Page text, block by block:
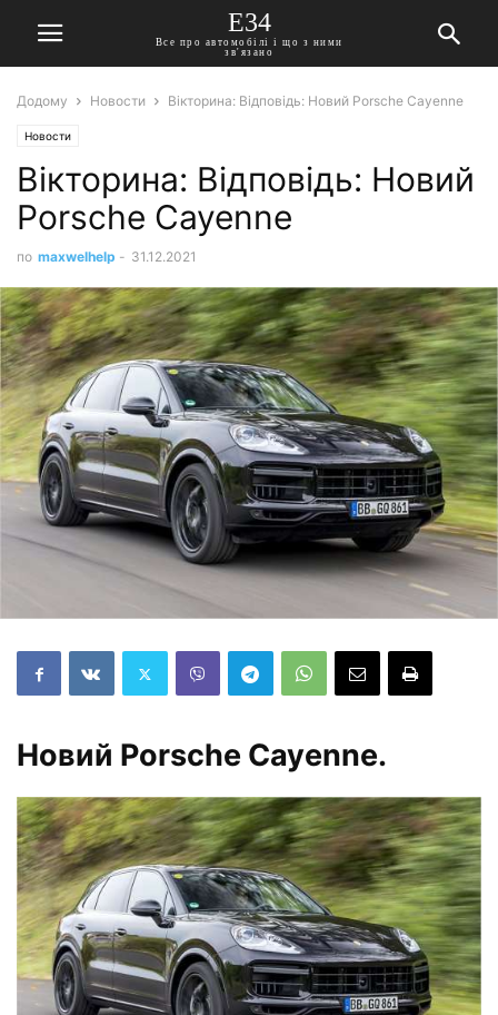
E34
Все про автомобілі і що з ними
зв'язано
Додому Новости Вікторина: Відповідь: Новий Porsche Cayenne
Новости
Вікторина: Відповідь: Новий
Porsche Cayenne
по maxwelhelp - 31.12.2021
Новий Porsche Cayenne.